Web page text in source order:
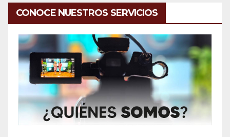
CONOCE NUESTROS SERVICIOS